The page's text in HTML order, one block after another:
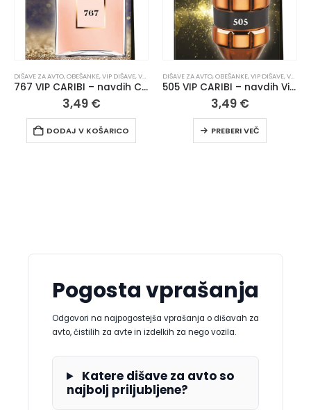
DIŠAVE ZA AVTO,OBEŠANKE,VIP DIŠAVE,VSI IZDELKI
767 VIP CARIBI – navdih Chanel Coco Mademoiselle
3,49 €
DODAJ V KOŠARICO
DIŠAVE ZA AVTO,OBEŠANKE,VIP DIŠAVE,VSI IZDELKI
505 VIP CARIBI – navdih Viktor & Rolf Spicebomb
3,49 €
PREBERI VEČ
Pogosta vprašanja
Odgovori na najpogostejša vprašanja o dišavah za
avto, čistilih za avte in izdelkih za nego vozila.
Katere dišave za avto so
najbolj priljubljene?